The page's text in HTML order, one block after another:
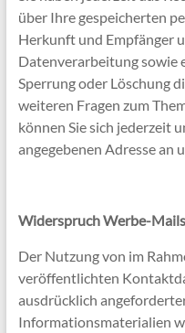
über Ihre gespeicherten
Herkunft und Empfänger
Datenverarbeitung sowie
Sperrung oder Löschung
weiteren Fragen zum
können Sie sich jederzeit
angegebenen Adresse an
Widerspruch Werbe-Mails
Der Nutzung von im
veröffentlichten
ausdrücklich
Informationsmaterialien